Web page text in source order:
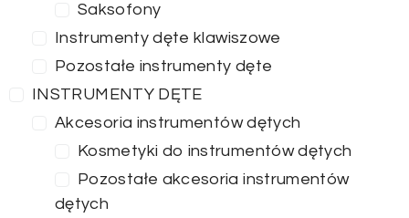
Saksofony
Instrumenty dęte klawiszowe
Pozostałe instrumenty dęte
INSTRUMENTY DĘTE
Akcesoria instrumentów dętych
Kosmetyki do instrumentów dętych
Pozostałe akcesoria instrumentów
dętych